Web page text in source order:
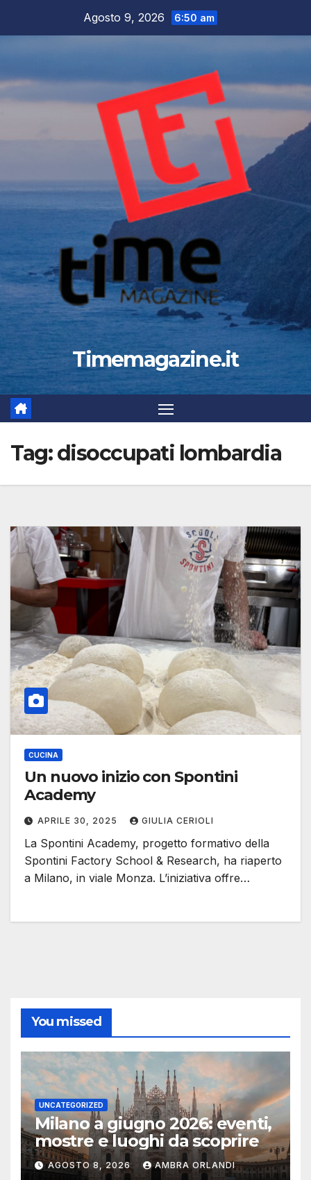
Agosto 9, 2026 6:50 am
Timemagazine.it
Tag:disoccupati lombardia
CUCINA
Un nuovo inizio con Spontini
Academy
APRILE 30, 2025 GIULIA CERIOLI
La Spontini Academy, progetto formativo della
Spontini Factory School & Research, ha riaperto
a Milano, in viale Monza. L’iniziativa offre…
You missed
UNCATEGORIZED
Milano a giugno 2026: eventi,
mostre e luoghi da scoprire
AGOSTO 8, 2026 AMBRA ORLANDI